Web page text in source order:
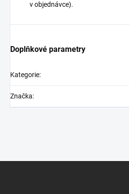
v objednávce).
Doplňkové parametry
Kategorie:
Značka: